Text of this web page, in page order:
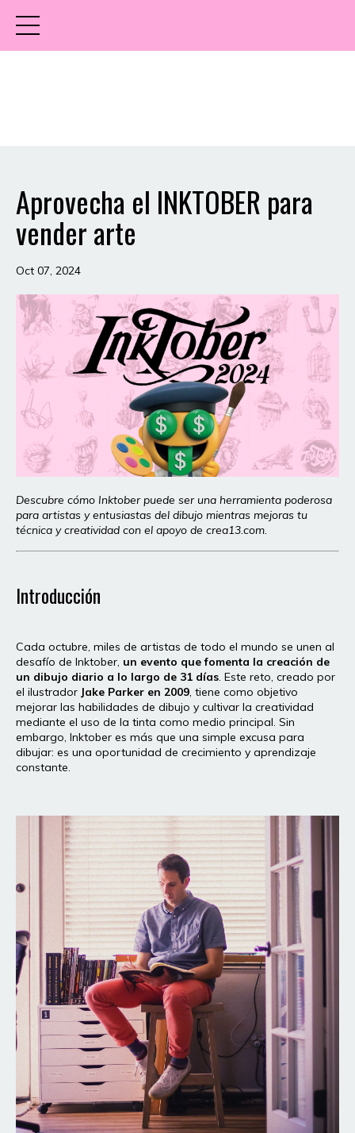
Aprovecha el INKTOBER para
vender arte
Oct 07, 2024
Descubre cómo Inktober puede ser una herramienta poderosa
para artistas y entusiastas del dibujo mientras mejoras tu
técnica y creatividad con el apoyo de crea13.com.
Introducción
Cada octubre, miles de artistas de todo el mundo se unen al
desafío de Inktober, un evento que fomenta la creación de
un dibujo diario a lo largo de 31 días . Este reto, creado por
el ilustrador Jake Parker en 2009 , tiene como objetivo
mejorar las habilidades de dibujo y cultivar la creatividad
mediante el uso de la tinta como medio principal. Sin
embargo, Inktober es más que una simple excusa para
dibujar: es una oportunidad de crecimiento y aprendizaje
constante.